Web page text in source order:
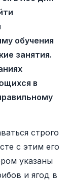
обучения
занятия.
в
строго
с этим его
указаны
и ягод в